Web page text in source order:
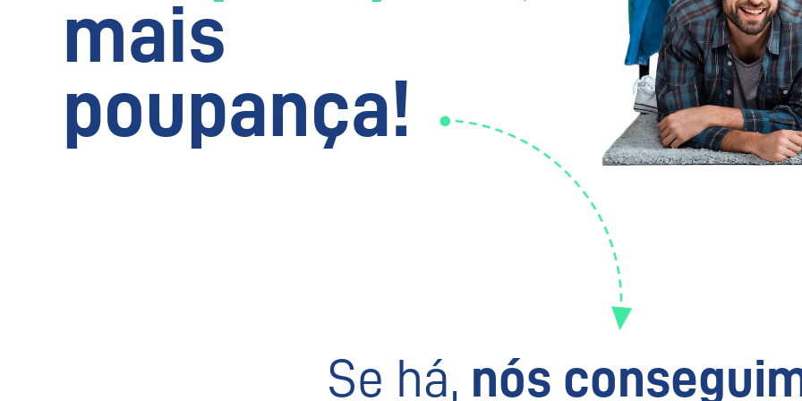
mais
poupança!
Se há, nós